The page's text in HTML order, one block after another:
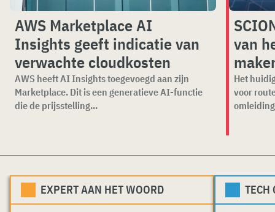
AWS Marketplace AI
Insights geeft indicatie van
verwachte cloudkosten
AWS heeft AI Insights toegevoegd aan zijn
Marketplace. Dit is een generatieve AI-functie
die de prijsstelling...
van
Het
voor
EXPERT AAN HET WOORD TECH